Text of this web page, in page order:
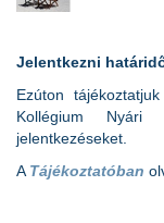
Jelentkezni
Ezúton
Kollégium
jelentkezéseket.
A Tájékoztatóban